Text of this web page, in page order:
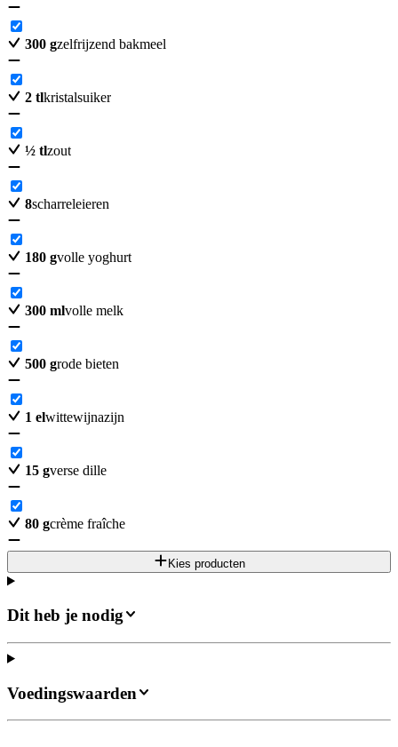
300 gzelfrijzend bakmeel
2 tlkristalsuiker
½ tlzout
8scharreleieren
180 gvolle yoghurt
300 mlvolle melk
500 grode bieten
1 elwittewijnazijn
15 gverse dille
80 gcrème fraîche
Kies producten
Dit heb je nodig
Voedingswaarden